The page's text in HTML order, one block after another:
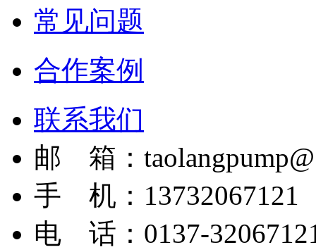
常见问题
合作案例
联系我们
邮 箱：
手 机：13732067121
电 话：0137-